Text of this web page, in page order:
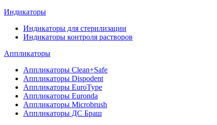
Индикаторы
Индикаторы для стерилизации
Индикаторы контроля растворов
Аппликаторы
Аппликаторы Clean+Safe
Аппликаторы Dispodent
Аппликаторы EuroType
Аппликаторы Euronda
Аппликаторы Microbrush
Аппликаторы ДС Браш